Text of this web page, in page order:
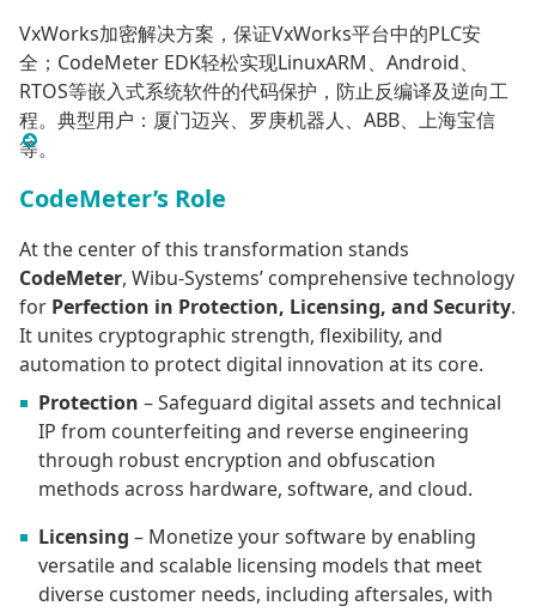
VxWorks加密解决方案，保证VxWorks平台中的PLC安
全；CodeMeter EDK轻松实现LinuxARM、Android、
RTOS等嵌入式系统软件的代码保护，防止反编译及逆向工
程。典型用户：厦门迈兴、罗庚机器人、ABB、上海宝信
等。
CodeMeter’s Role
At the center of this transformation stands
CodeMeter, Wibu-Systems’ comprehensive technology
for Perfection in Protection, Licensing, and Security.
It unites cryptographic strength, flexibility, and
automation to protect digital innovation at its core.
Protection – Safeguard digital assets and technical
IP from counterfeiting and reverse engineering
through robust encryption and obfuscation
methods across hardware, software, and cloud.
Licensing – Monetize your software by enabling
versatile and scalable licensing models that meet
diverse customer needs, including aftersales, with